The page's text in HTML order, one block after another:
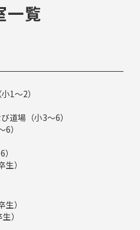
一覧
1～2）
道場（小3～6）
）
）
）
）